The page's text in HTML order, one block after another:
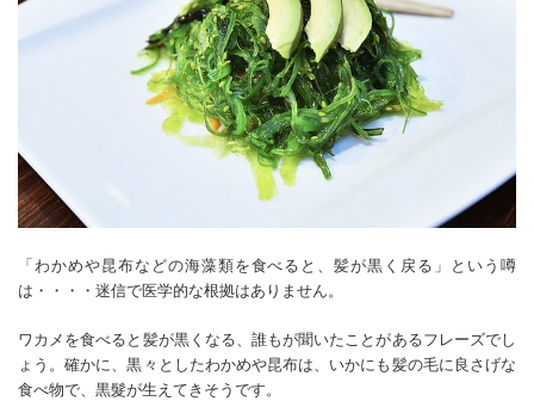
「わかめや昆布などの海藻類を食べると、髪が黒く戻る」という噂
は・・・・迷信で医学的な根拠はありません。
ワカメを食べると髪が黒くなる、誰もが聞いたことがあるフレーズでし
ょう。確かに、黒々としたわかめや昆布は、いかにも髪の毛に良さげな
食べ物で、黒髮が生えてきそうです。